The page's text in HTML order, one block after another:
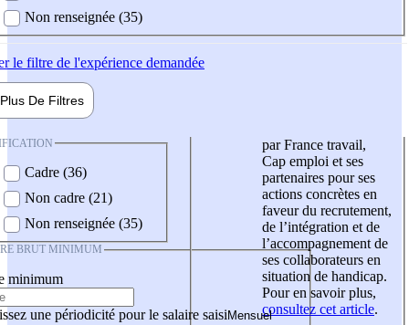
Non renseignée (35)
le filtre de l'expérience demandée
Plus De Filtres
Cadre (36)
Non cadre (21)
Non renseignée (35)
BRUT MINIMUM
minimum
une périodicité pour le salaire saisi
par France travail,
Cap emploi et ses
partenaires pour ses
actions concrètes en
faveur du recrutement,
de l’intégration et de
l’accompagnement de
ses collaborateurs en
situation de handicap.
Pour en savoir plus,
consultez cet article.